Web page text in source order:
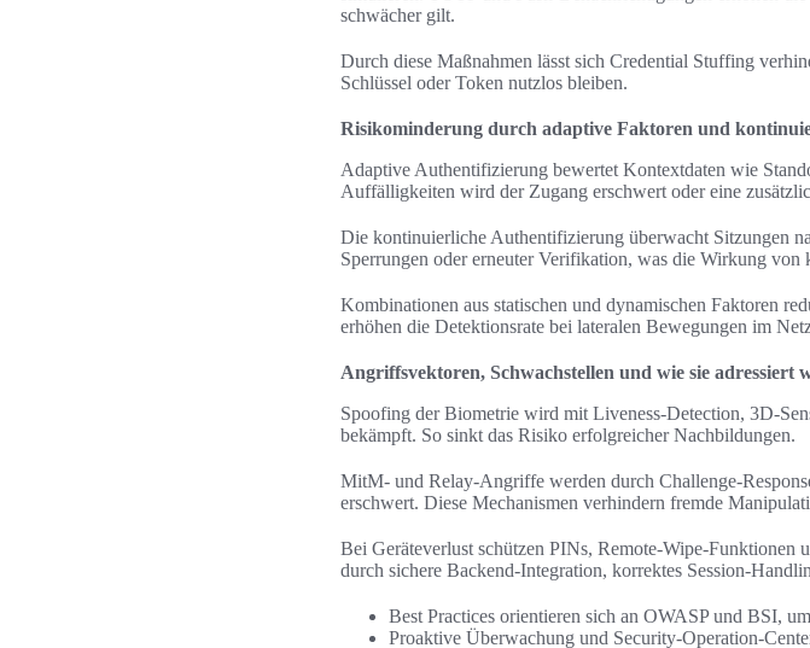
schwächer gilt.
Durch diese Maßnahmen lässt sich Credential Stuffing
Schlüssel oder Token nutzlos bleiben.
Risikominderung durch adaptive Faktoren und
Adaptive Authentifizierung bewertet Kontextdaten wie
Auffälligkeiten wird der Zugang erschwert oder eine
Die kontinuierliche Authentifizierung überwacht Sitzungen
Sperrungen oder erneuter Verifikation, was die Wirkung
Kombinationen aus statischen und dynamischen Faktoren
erhöhen die Detektionsrate bei lateralen Bewegungen im
Angriffsvektoren, Schwachstellen und wie sie adressiert
Spoofing der Biometrie wird mit Liveness-Detection, 3D-
bekämpft. So sinkt das Risiko erfolgreicher Nachbildungen.
MitM- und Relay-Angriffe werden durch Challenge-
erschwert. Diese Mechanismen verhindern fremde
Bei Geräteverlust schützen PINs, Remote-Wipe-Funktionen
durch sichere Backend-Integration, korrektes Session-
Best Practices orientieren sich an OWASP und BSI,
Proaktive Überwachung und Security-Operation-